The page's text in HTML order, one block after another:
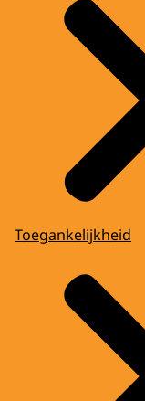
Toegankelijkheid